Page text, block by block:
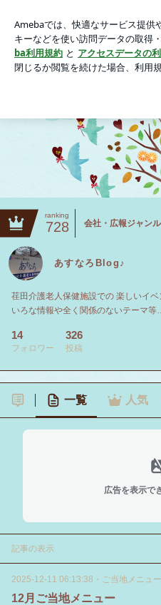
アプリをダウンロードして ブロ
ょう。
ranking
728 会社・広報ジャンル
あすなろBlog♪
荏田介護老人保健施設での 楽しいイ
いろな情報や全く関係のないテーマ
14
フォロワー
326
投稿
一覧 人気
広告を表示で
記事の表示
2025-12-11 06:13:38 ・ ご当地メニュー
12月ご当地メニュー